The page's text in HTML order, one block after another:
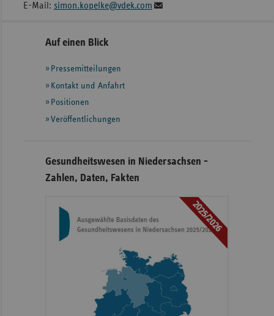
E-Mail: simon.kopelke@vdek.com
Seitennavigation
Seitenleiste
weiteren
Informationen
Auf einen Blick
Pressemitteilungen
Kontakt und Anfahrt
Positionen
Veröffentlichungen
Gesundheitswesen in Niedersachsen -
Zahlen, Daten, Fakten
2025/2026